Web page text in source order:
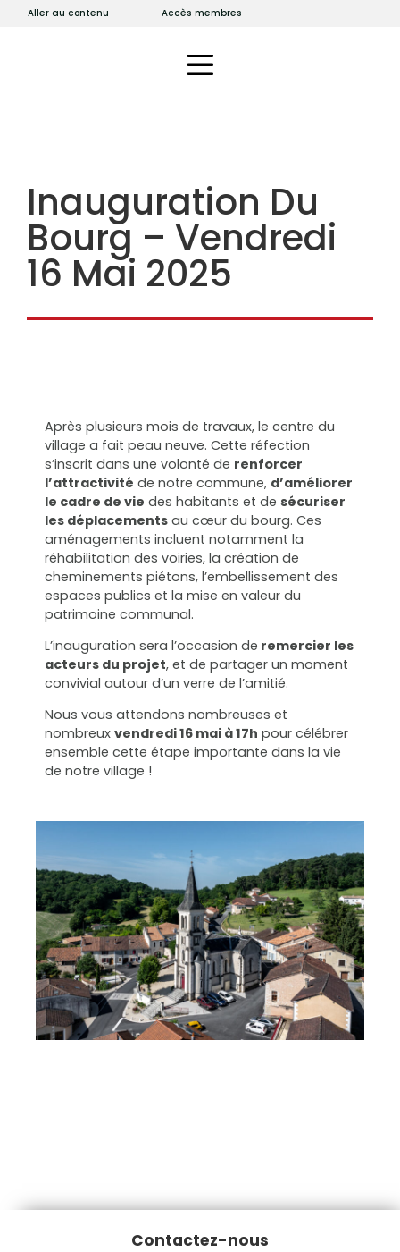
Aller au contenu Accès membres
Inauguration Du
Bourg – Vendredi
16 Mai 2025
Après plusieurs mois de travaux, le centre du
village a fait peau neuve. Cette réfection
s’inscrit dans une volonté de renforcer
l’attractivité de notre commune, d’améliorer
le cadre de vie des habitants et de sécuriser
les déplacements au cœur du bourg. Ces
aménagements incluent notamment la
réhabilitation des voiries, la création de
cheminements piétons, l’embellissement des
espaces publics et la mise en valeur du
patrimoine communal.
L’inauguration sera l’occasion de remercier les
acteurs du projet, et de partager un moment
convivial autour d’un verre de l’amitié.
Nous vous attendons nombreuses et
nombreux vendredi 16 mai à 17h pour célébrer
ensemble cette étape importante dans la vie
de notre village !
Contactez-nous